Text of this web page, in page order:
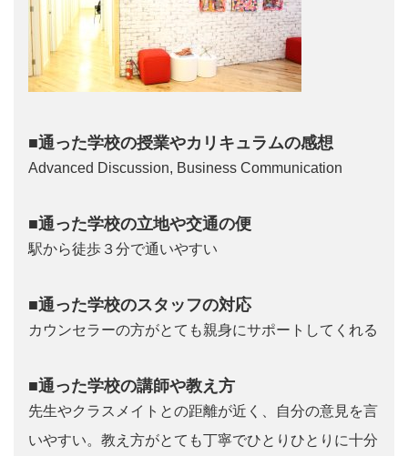
■通った学校の授業やカリキュラムの感想
Advanced Discussion, Business Communication
■通った学校の立地や交通の便
駅から徒歩３分で通いやすい
■通った学校のスタッフの対応
カウンセラーの方がとても親身にサポートしてくれる
■通った学校の講師や教え方
先生やクラスメイトとの距離が近く、自分の意見を言
いやすい。教え方がとても丁寧でひとりひとりに十分